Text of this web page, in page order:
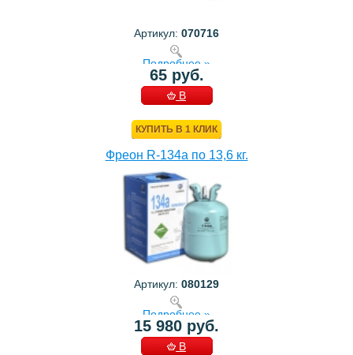
Артикул: 070716
Подробнее »
65 руб.
В
КУПИТЬ В 1 КЛИК
Фреон R-134a по 13,6 кг.
Артикул: 080129
Подробнее »
15 980 руб.
В